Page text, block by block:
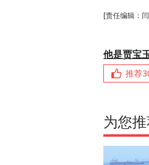
[责任编辑：
他是贾宝
推荐
为您